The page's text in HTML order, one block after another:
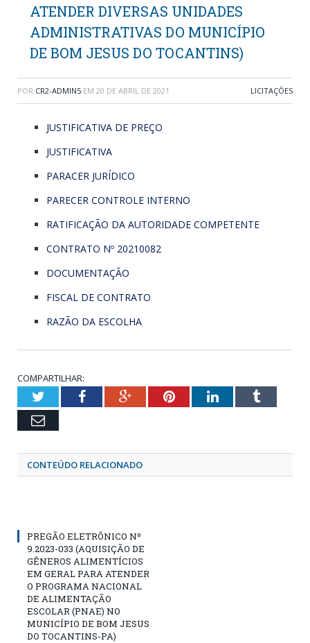
ATENDER DIVERSAS UNIDADES
ADMINISTRATIVAS DO MUNICÍPIO
DE BOM JESUS DO TOCANTINS)
POR CR2-ADMIN5 EM 20 DE ABRIL DE 2021 LICITAÇÕES
JUSTIFICATIVA DE PREÇO
JUSTIFICATIVA
PARACER JURÍDICO
PARECER CONTROLE INTERNO
RATIFICAÇÃO DA AUTORIDADE COMPETENTE
CONTRATO Nº 20210082
DOCUMENTAÇÃO
FISCAL DE CONTRATO
RAZÃO DA ESCOLHA
COMPARTILHAR:
TwitterFacebookGoogle+PinterestLinkedInTumblr
Email
CONTEÚDO RELACIONADO
PREGÃO ELETRÔNICO Nº
9.2023-033 (AQUISIÇÃO DE
GÊNEROS ALIMENTÍCIOS
EM GERAL PARA ATENDER
O PROGRAMA NACIONAL
DE ALIMENTAÇÃO
ESCOLAR (PNAE) NO
MUNICÍPIO DE BOM JESUS
DO TOCANTINS-PA)